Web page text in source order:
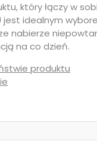
który łączy w
jest idealnym
nabierze
na co dzień.
produktu